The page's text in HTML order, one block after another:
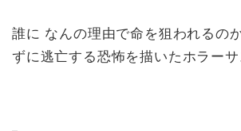
誰に なんの理由で命を狙われるの
ずに逃亡する恐怖を描いたホラーサ